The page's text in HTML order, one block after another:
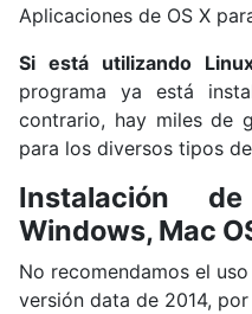
Aplicaciones de OS X
Si está utilizando
programa ya está
contrario, hay miles de
para los diversos tipos
Instalación
Windows, Mac
No recomendamos el
versión data de 2014,